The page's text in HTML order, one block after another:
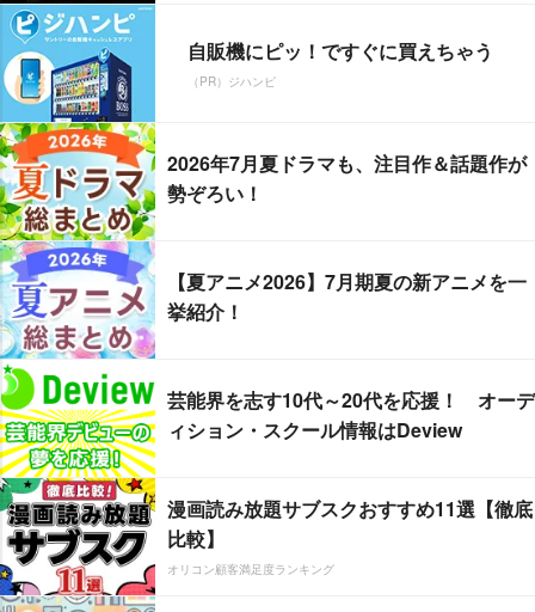
自販機にピッ！ですぐに買えちゃう
（PR）ジハンピ
2026年7月夏ドラマも、注目作＆話題作が
勢ぞろい！
【夏アニメ2026】7月期夏の新アニメを一
挙紹介！
芸能界を志す10代～20代を応援！ オーデ
ィション・スクール情報はDeview
漫画読み放題サブスクおすすめ11選【徹底
比較】
オリコン顧客満足度ランキング